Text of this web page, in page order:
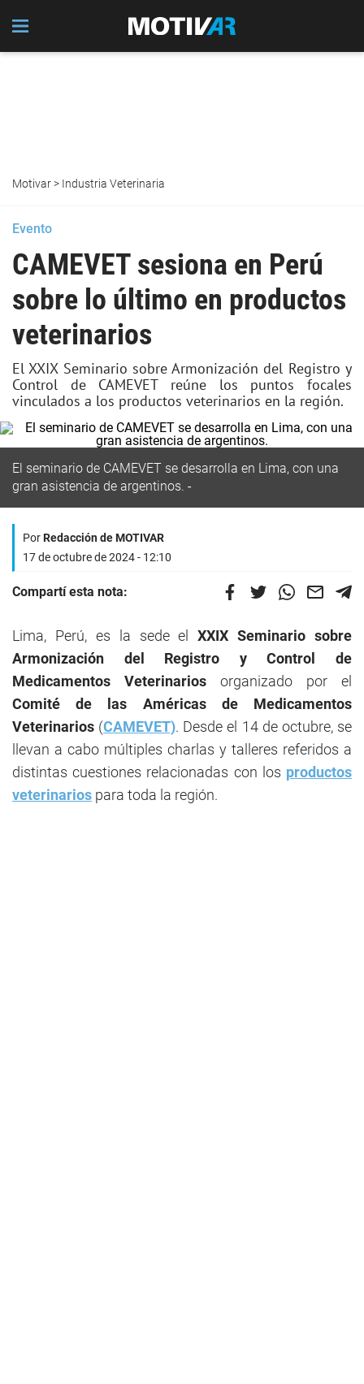
Motivar> Industria Veterinaria
Evento
CAMEVET sesiona en Perú
sobre lo último en productos
veterinarios
El XXIX Seminario sobre Armonización del Registro y
Control de CAMEVET reúne los puntos focales
vinculados a los productos veterinarios en la región.
El seminario de CAMEVET se desarrolla en Lima, con una
gran asistencia de argentinos.
PorRedacción de MOTIVAR
17 de octubre de 2024 - 12:10
Compartí esta nota:
Lima, Perú, es la sede elXXIX Seminario sobre
Armonización del Registro y Control de
Medicamentos Veterinarios organizado por el
Comité de las Américas de Medicamentos
Veterinarios (CAMEVET). Desde el 14 de octubre, se
llevan a cabo múltiples charlas y talleres referidos a
distintas cuestiones relacionadas con los productos
veterinarios para toda la región.